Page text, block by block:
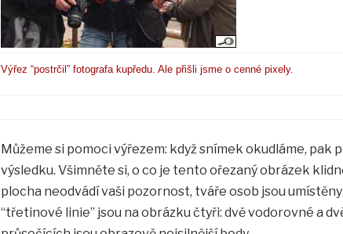
Výřez “postrčil” fotografa kupředu. Ale přišli jsme o cenné pixely.
Můžeme si pomoci výřezem: když snímek okudláme, pak
výsledku. Všimněte si, o co je tento ořezaný obrázek
plocha neodvádí vaši pozornost, tváře osob jsou
“třetinové linie” jsou na obrázku čtyři: dvě vodorovné a